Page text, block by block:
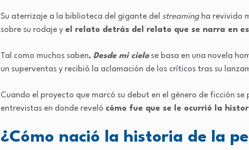
Su aterrizaje a la biblioteca del gigante del streaming ha revivido
sobre su rodaje y el relato detrás del relato que se narra en
Tal como muchos saben, Desde mi cielose basa en una novela
un superventas y recibió la aclamación de los críticos tras su
Cuando el proyecto que marcó su debut en el género de ficción
entrevistas en donde reveló cómo fue que se le ocurrió la
¿Cómo nació la historia de la